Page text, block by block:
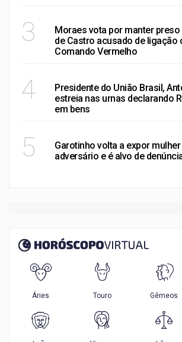
3
Moraes vota por manter
de Castro acusado de ligação
Comando Vermelho
4
Presidente do União Brasil,
estreia nas urnas declarando
em bens
5
Garotinho volta a expor
adversário e é alvo de